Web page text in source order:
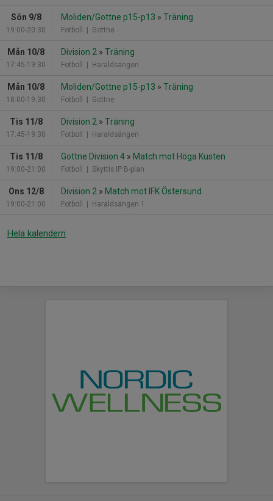
Sön 9/8
19:00-20:30
Moliden/Gottne p15-p13 » Träning
Fotboll | Gottne
Mån 10/8
17:45-19:30
Division 2 » Träning
Fotboll | Haraldsängen
Mån 10/8
18:00-19:30
Moliden/Gottne p15-p13 » Träning
Fotboll | Gottne
Tis 11/8
17:45-19:30
Division 2 » Träning
Fotboll | Haraldsängen
Tis 11/8
19:00-21:00
Gottne Division 4 » Match mot Höga Kusten
Fotboll | Skyttis IP B-plan
Ons 12/8
19:00-21:00
Division 2 » Match mot IFK Östersund
Fotboll | Haraldsängen 1
Hela kalendern